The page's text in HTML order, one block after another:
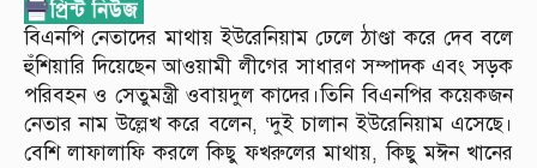
বিএনপি নেতাদের মাথায় ইউরেনিয়াম ঢেলে ঠাণ্ডা করে দেব বলে
হুঁশিয়ারি দিয়েছেন আওয়ামী লীগের সাধারণ সম্পাদক এবং সড়ক
পরিবহন ও সেতুমন্ত্রী ওবায়দুল কাদের।তিনি বিএনপির কয়েকজন
নেতার নাম উল্লেখ করে বলেন, ‘দুই চালান ইউরেনিয়াম এসেছে।
বেশি লাফালাফি করলে কিছু ফখরুলের মাথায়, কিছু মঈন খানের